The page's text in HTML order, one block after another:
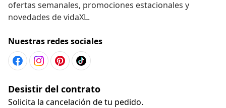
ofertas semanales, promociones estacionales y
novedades de vidaXL.
Nuestras redes sociales
Desistir del contrato
Solicita la cancelación de tu pedido.